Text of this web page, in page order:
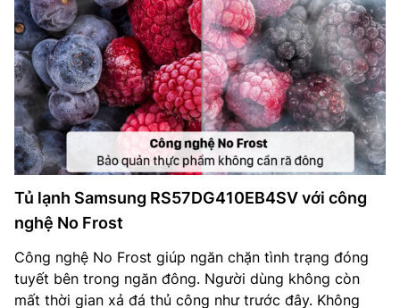
Tủ lạnh Samsung RS57DG410EB4SV với công
nghệ No Frost
Công nghệ No Frost giúp ngăn chặn tình trạng đóng
tuyết bên trong ngăn đông. Người dùng không còn
mất thời gian xả đá thủ công như trước đây. Không